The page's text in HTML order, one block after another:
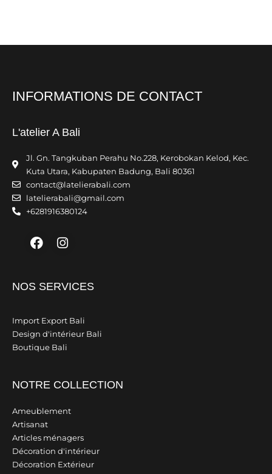
INFORMATIONS DE CONTACT
L'atelier A Bali
Jl. Gn. Tangkuban Perahu No.228, Kerobokan Kelod, Kec.
Kuta Utara, Kabupaten Badung, Bali 80361
contact@latelierabali.com
latelierabali@gmail.com
+6281916380124
Facebook
Instagram
NOS SERVICES
Import Export Bali
Design d'intérieur Bali
Boutique Bali
NOTRE COLLECTION
Ameublement
Artisanat
Articles ménagers
Décoration d'intérieur
Décoration Extérieur